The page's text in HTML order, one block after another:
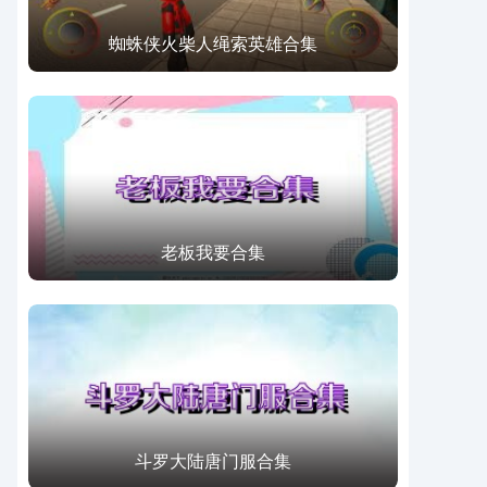
蜘蛛侠火柴人绳索英雄合集
老板我要合集
斗罗大陆唐门服合集